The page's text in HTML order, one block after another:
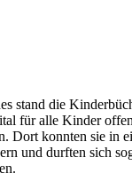
stand die
für alle Kinder
Dort konnten sie in
und durften sich